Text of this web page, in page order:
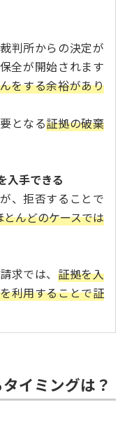
判所からの決定が
全が開始されます
をする余裕があり
となる証拠の破棄
入手できる
、拒否することで
とんどのケースでは
求では、証拠を入
利用することで証
イミングは？